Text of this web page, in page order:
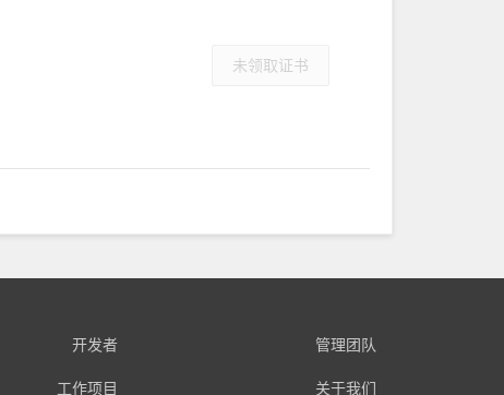
未领取证书
开发者
工作项目
管理团队
关于我们